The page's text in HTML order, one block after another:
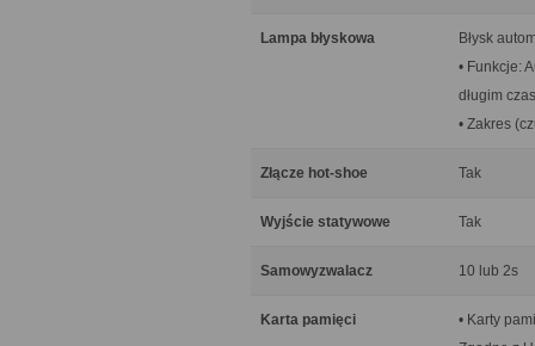
Lampa błyskowa
Błysk
• Funkcje:
długim
• Zakres
Złącze hot-shoe Tak
Wyjście statywowe Tak
Samowyzwalacz 10 lub 2s
Karta pamięci
• Karty